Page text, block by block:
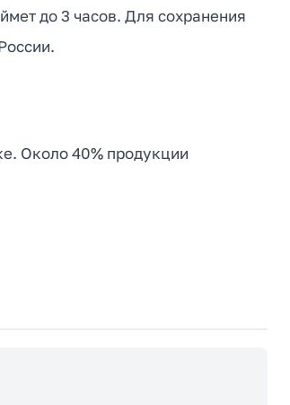
до 3 часов. Для сохранения
Около 40% продукции